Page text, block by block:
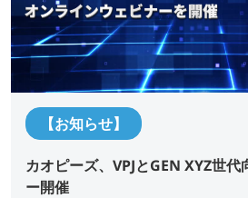
【お知らせ】
カオピーズ、VPJとGEN XYZ世
ー開催